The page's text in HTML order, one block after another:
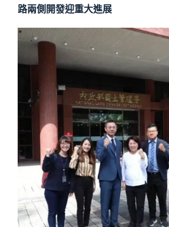
路兩側開發迎重大進展